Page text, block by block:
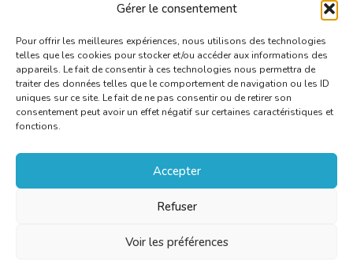
Gérer le consentement
Pour offrir les meilleures expériences, nous utilisons des technologies
telles que les cookies pour stocker et/ou accéder aux informations des
appareils. Le fait de consentir à ces technologies nous permettra de
traiter des données telles que le comportement de navigation ou les ID
uniques sur ce site. Le fait de ne pas consentir ou de retirer son
consentement peut avoir un effet négatif sur certaines caractéristiques et
fonctions.
Accepter
Refuser
Voir les préférences